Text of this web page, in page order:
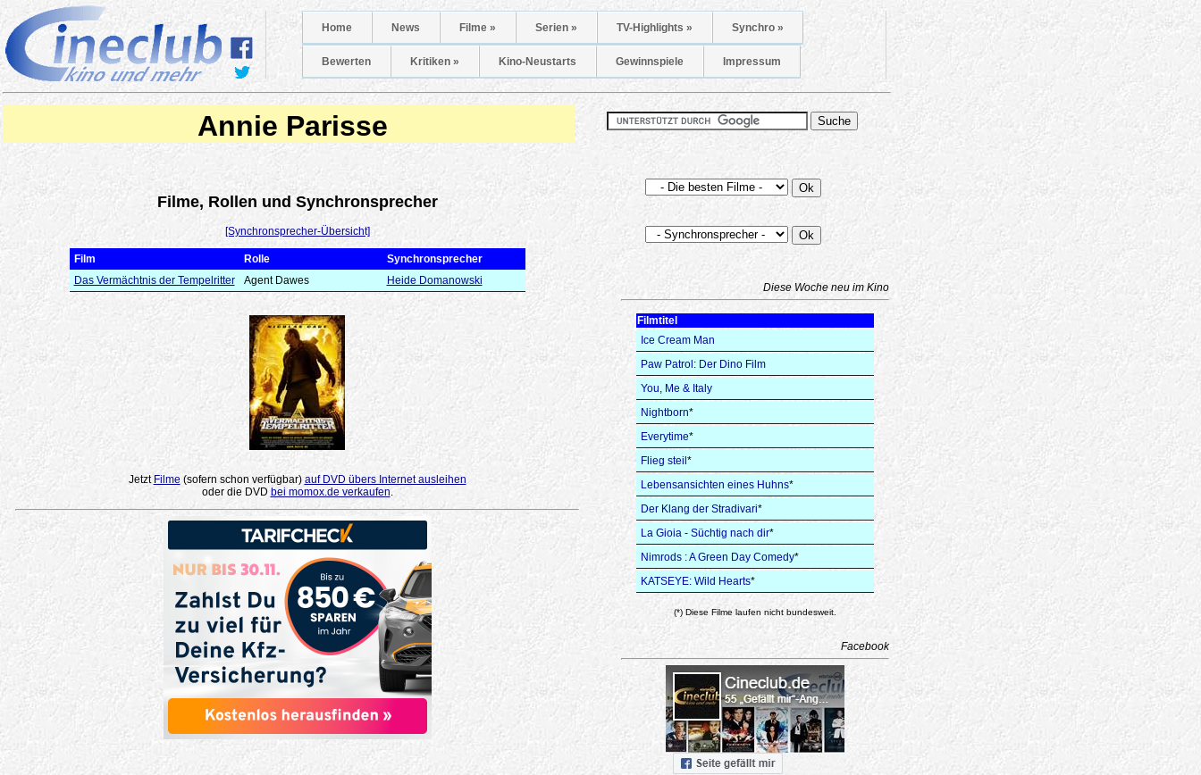
Home News Filme » Serien » TV-Highlights » Synchro »
Bewerten Kritiken » Kino-Neustarts Gewinnspiele Impressum
Annie Parisse
Filme, Rollen und Synchronsprecher
[Synchronsprecher-Übersicht]
Film Rolle
Synchronsprecher
Das Vermächtnis der Tempelritter
Agent Dawes Heide Domanowski
Jetzt Filme(sofern schon verfügbar) auf DVD übers Internet ausleihen
oder die DVD bei momox.de verkaufen.
Diese Woche neu im Kino
Filmtitel
Ice Cream Man
Paw Patrol: Der Dino Film
You, Me & Italy
Nightborn*
Everytime*
Flieg steil *
Lebensansichten eines Huhns*
Der Klang der Stradivari*
La Gioia - Süchtig nach dir*
Nimrods : A Green Day Comedy*
KATSEYE: Wild Hearts*
(*) Diese Filme laufen nicht bundesweit.
Facebook